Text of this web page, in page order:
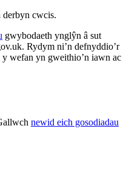
cwcis.
gwybodaeth ynglŷn â sut
Rydym ni’n defnyddio’r
wefan yn gweithio’n iawn ac
newid eich gosodiadau